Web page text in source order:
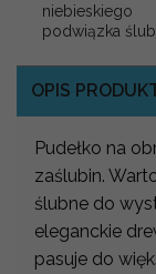
niebieskiego
podwiązka
OPIS
Pudełko na
zaślubin.
ślubne do
eleganckie
pasuje do